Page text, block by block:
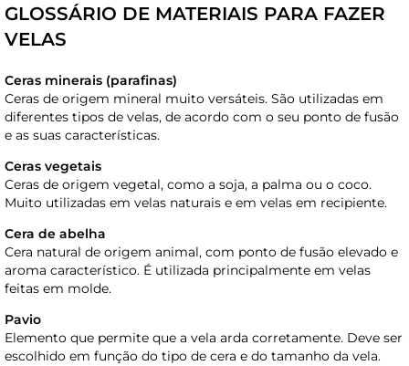
GLOSSÁRIO DE MATERIAIS PARA FAZER
VELAS
Ceras minerais (parafinas)
Ceras de origem mineral muito versáteis. São utilizadas em
diferentes tipos de velas, de acordo com o seu ponto de fusão
e as suas características.
Ceras vegetais
Ceras de origem vegetal, como a soja, a palma ou o coco.
Muito utilizadas em velas naturais e em velas em recipiente.
Cera de abelha
Cera natural de origem animal, com ponto de fusão elevado e
aroma característico. É utilizada principalmente em velas
feitas em molde.
Pavio
Elemento que permite que a vela arda corretamente. Deve ser
escolhido em função do tipo de cera e do tamanho da vela.